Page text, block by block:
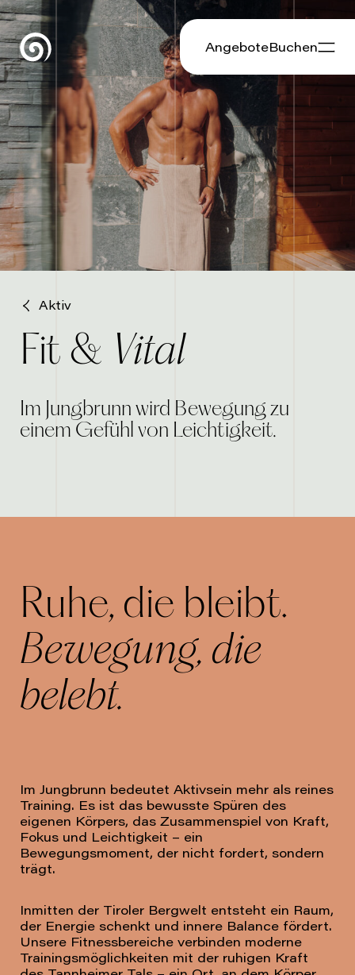
AngeboteBuchen
Aktiv
Fit & Vital
Im Jungbrunn wird Bewegung zu
einem Gefühl von Leichtigkeit.
Ruhe, die bleibt.
Bewegung, die
belebt.
Im Jungbrunn bedeutet Aktivsein mehr als reines
Training. Es ist das bewusste Spüren des
eigenen Körpers, das Zusammenspiel von Kraft,
Fokus und Leichtigkeit – ein
Bewegungsmoment, der nicht fordert, sondern
trägt.
Inmitten der Tiroler Bergwelt entsteht ein Raum,
der Energie schenkt und innere Balance fördert.
Unsere Fitnessbereiche verbinden moderne
Trainingsmöglichkeiten mit der ruhigen Kraft